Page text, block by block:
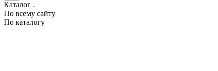
Каталог
По всему сайту
По каталогу